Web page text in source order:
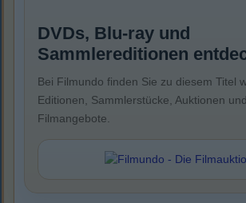
DVDs, Blu-ray und
Sammlereditionen
Bei Filmundo finden Sie zu diesem Titel
Editionen, Sammlerstücke, Auktionen
Filmangebote.